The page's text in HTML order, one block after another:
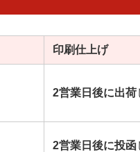
印刷仕上げ
2営業日後に出荷
2営業日後に投函